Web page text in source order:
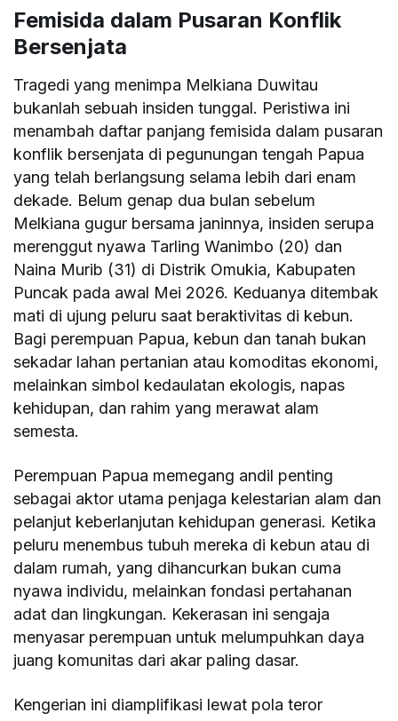
Femisida dalam Pusaran Konflik
Bersenjata
Tragedi yang menimpa Melkiana Duwitau
bukanlah sebuah insiden tunggal. Peristiwa ini
menambah daftar panjang femisida dalam pusaran
konflik bersenjata di pegunungan tengah Papua
yang telah berlangsung selama lebih dari enam
dekade. Belum genap dua bulan sebelum
Melkiana gugur bersama janinnya, insiden serupa
merenggut nyawa Tarling Wanimbo (20) dan
Naina Murib (31) di Distrik Omukia, Kabupaten
Puncak pada awal Mei 2026. Keduanya ditembak
mati di ujung peluru saat beraktivitas di kebun.
Bagi perempuan Papua, kebun dan tanah bukan
sekadar lahan pertanian atau komoditas ekonomi,
melainkan simbol kedaulatan ekologis, napas
kehidupan, dan rahim yang merawat alam
semesta.
Perempuan Papua memegang andil penting
sebagai aktor utama penjaga kelestarian alam dan
pelanjut keberlanjutan kehidupan generasi. Ketika
peluru menembus tubuh mereka di kebun atau di
dalam rumah, yang dihancurkan bukan cuma
nyawa individu, melainkan fondasi pertahanan
adat dan lingkungan. Kekerasan ini sengaja
menyasar perempuan untuk melumpuhkan daya
juang komunitas dari akar paling dasar.
Kengerian ini diamplifikasi lewat pola teror